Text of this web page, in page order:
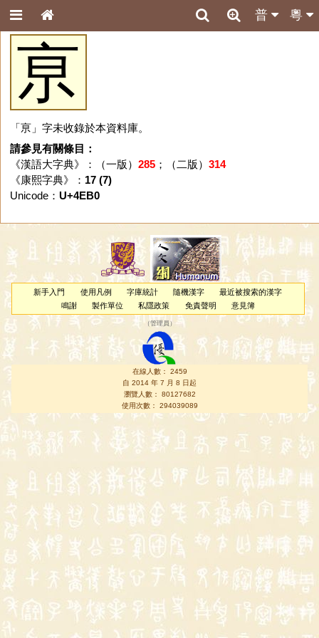
粵
普
亰
「亰」字未收錄於本資料庫。
請參見有關條目：
《漢語大字典》：（一版） 285；（二版） 314
《康熙字典》： 17 (7)
Unicode： U+4EB0
新手入門 使用凡例 字庫統計 隨機漢字
最近被搜索的漢字
鳴謝
製作單位 私隱政策 免責聲明 意見簿
（管理員 ）
在線人數： 2459
自 2014 年 7 月 8 日起
瀏覽人數： 80127682
使用次數： 294039089